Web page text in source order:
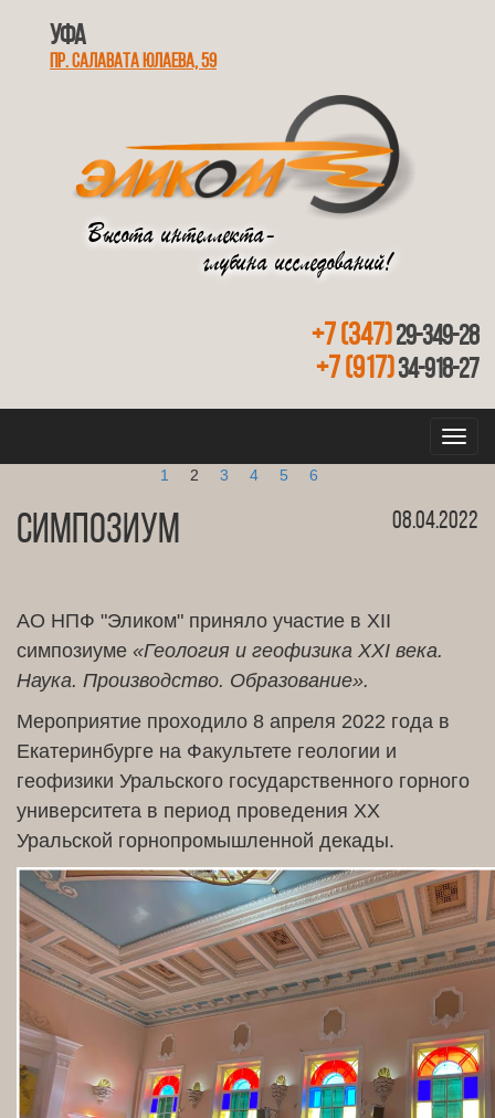
Уфа
Пр. Салавата Юлаева, 59
Высота интеллекта-
глубина исследований!
+7 (347)29-349-28
+7 (917)34-918-27
1 2 3 4 5 6
Симпозиум 08.04.2022
АО НПФ "Эликом" приняло участие в XII
симпозиуме «Геология и геофизика XXI века.
Наука. Производство. Образование».
Мероприятие проходило 8 апреля 2022 года в
Екатеринбурге на Факультете геологии и
геофизики Уральского государственного горного
университета в период проведения XX
Уральской горнопромышленной декады.